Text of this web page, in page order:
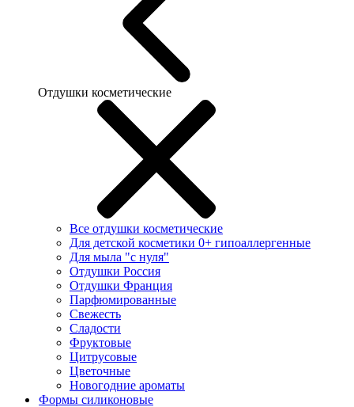
Отдушки косметические
Все отдушки косметические
Для детской косметики 0+ гипоаллергенные
Для мыла "с нуля"
Отдушки Россия
Отдушки Франция
Парфюмированные
Свежесть
Сладости
Фруктовые
Цитрусовые
Цветочные
Новогодние ароматы
Формы силиконовые